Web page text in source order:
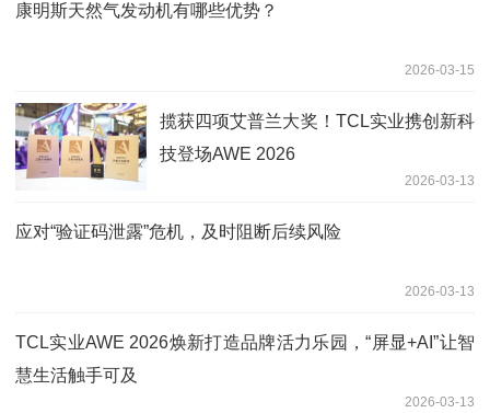
康明斯天然气发动机有哪些优势？
2026-03-15
揽获四项艾普兰大奖！TCL实业携创新科
技登场AWE 2026
2026-03-13
应对“验证码泄露”危机，及时阻断后续风险
2026-03-13
TCL实业AWE 2026焕新打造品牌活力乐园，“屏显+AI”让智
慧生活触手可及
2026-03-13